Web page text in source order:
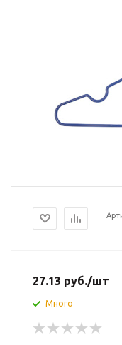
27.13 руб./шт
Много